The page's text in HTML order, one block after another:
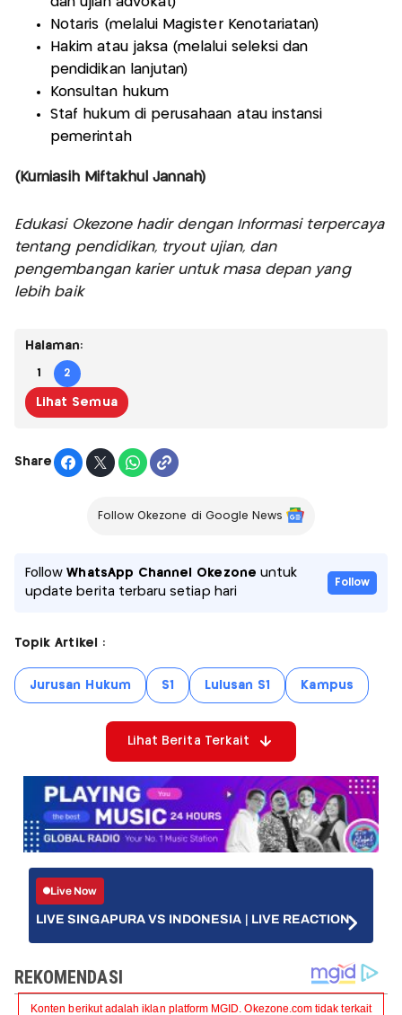
Notaris (melalui Magister Kenotariatan)
Hakim atau jaksa (melalui seleksi dan
pendidikan lanjutan)
Konsultan hukum
Staf hukum di perusahaan atau instansi
pemerintah
(Kurniasih Miftakhul Jannah)
Edukasi Okezone hadir dengan Informasi terpercaya
tentang pendidikan, tryout ujian, dan
pengembangan karier untuk masa depan yang
lebih baik
Halaman:
1 2
Lihat Semua
Share
Follow Okezone di Google News
FollowWhatsApp Channel Okezone untuk
update berita terbaru setiap hari
Follow
Topik Artikel :
Jurusan Hukum S1 Lulusan S1 Kampus
Lihat Berita Terkait
Live Now
LIVE SINGAPURA VS INDONESIA | LIVE REACTION